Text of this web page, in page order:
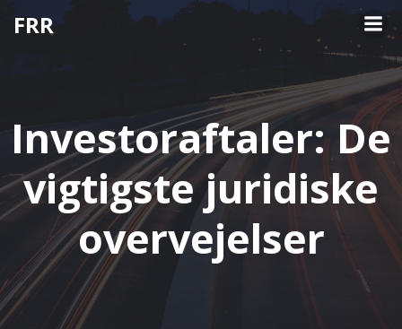
Videre
FRR
Investoraftaler: De
vigtigste juridiske
overvejelser